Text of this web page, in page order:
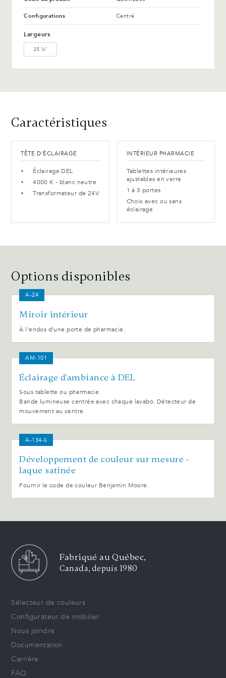
WM-121-TC Érable
arabika (L)
WM-129-TC Érable
tonnerre (L)
WW-201-C Noyer huilé (M)
Configurations Centré
Largeurs
25 ½″
Caractéristiques
TÊTE D'ÉCLAIRAGE
Éclairage DEL
4000 K - blanc neutre
Transformateur de 24V
INTÉRIEUR PHARMACIE
Tablettes intérieures
ajustables en verre
1 à 3 portes
Choix avec ou sans
éclairage
Options disponibles
A-24
Miroir intérieur
À l'endos d'une porte de pharmacie.
AM-101
Éclairage d'ambiance à DEL
Sous tablette ou pharmacie.
Bande lumineuse centrée avec chaque lavabo. Détecteur de
mouvement au centre.
A-134-S
Développement de couleur sur mesure -
laque satinée
Fournir le code de couleur Benjamin Moore.
Fabriqué au Québec,
Canada, depuis 1980
Sélecteur de couleurs
Configurateur de mobilier
Nous joindre
Documentation
Carrière
FAQ